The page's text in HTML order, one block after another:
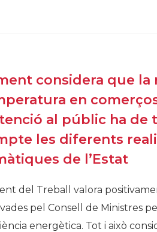
considera que la
en
al públic ha de
les diferents
de l’Estat
del Treball valora
pel Consell de Ministres
energètica. Tot i això